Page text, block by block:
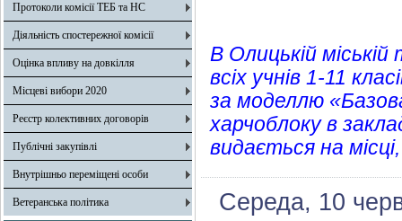
Протоколи комісії ТЕБ та НС
Діяльність спостережної комісії
Оцінка впливу на довкілля
Місцеві вибори 2020
Реєстр колективних договорів
Публічні закупівлі
Внутрішньо переміщені особи
Ветеранська політика
В Олицькій
всіх учнів 1-11
за моделлю
харчоблоку в
видається на
Середа, 10